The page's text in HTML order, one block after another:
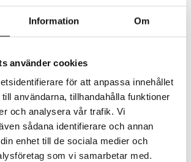
Information Om
använder cookies
för att anpassa innehållet
användarna, tillhandahålla funktioner
och analysera vår trafik. Vi
sådana identifierare och annan
enhet till de sociala medier och
som vi samarbetar med.